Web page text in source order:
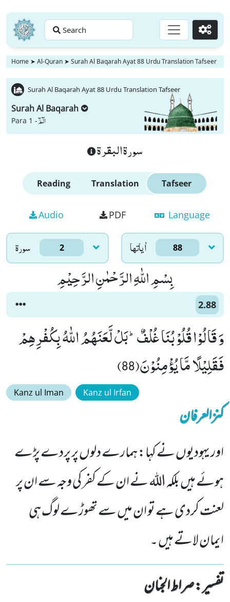
Search Go
Home ➤ Al-Quran ➤ Surah Al Baqarah Ayat 88 Urdu Translation Tafseer
Surah Al Baqarah Ayat 88 Urdu Translation Tafseer
Surah Al Baqarah
Para 1 -الٓمّٓ
سورة البقرة
Reading Translation Tafseer
Audio PDF Language
سورۃ 2 اٰياتها 88
بِسْمِ اللّٰهِ الرَّحْمٰنِ الرَّحِیْمِ
2.88
وَ قَالُوْا قُلُوْبُنَا غُلْفٌؕ-بَلْ لَّعَنَهُمُ اللّٰهُ بِكُفْرِهِمْ
فَقَلِیْلًا مَّا یُؤْمِنُوْنَ(88)
Kanz ul Iman Kanz ul Irfan
کنزالعرفان
اور یہودیوں نے کہا: ہمارے دلوں پر پردے پڑے
ہوئے ہیں بلکہ اللہ نے ان کے کفر کی وجہ سے ان پر
لعنت کردی ہے تو ان میں سے تھوڑے لوگ ہی
ایمان لاتے ہیں ۔
تفسیر : ‎صراط الجنان